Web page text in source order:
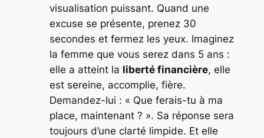
visualisation puissant. Quand une
excuse se présente, prenez 30
secondes et fermez les yeux. Imaginez
la femme que vous serez dans 5 ans :
elle a atteint la liberté financière, elle
est sereine, accomplie, fière.
Demandez-lui : « Que ferais-tu à ma
place, maintenant ? ». Sa réponse sera
toujours d’une clarté limpide. Et elle